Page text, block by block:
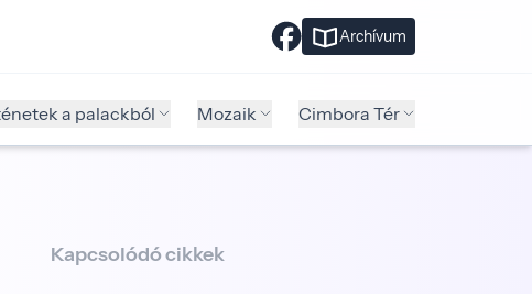
Archívum
a palackból Mozaik Cimbora Tér
Kapcsolódó cikkek